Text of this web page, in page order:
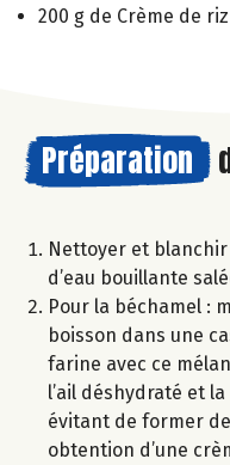
200 g de Crème de riz
Préparation
Nettoyer et
d’eau bouillante
Pour la béchamel :
boisson dans une
farine avec ce
l’ail déshydraté et
évitant de former
obtention d’une